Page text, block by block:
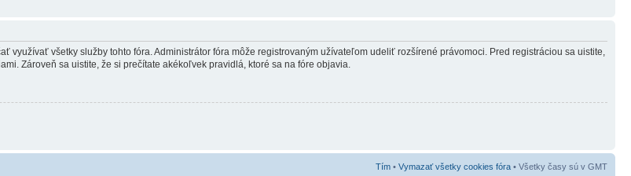
všetky služby tohto fóra. Administrátor fóra môže registrovaným užívateľom udeliť rozšírené právomoci. Pred registráciou sa uistite,
Zároveň sa uistite, že si prečítate akékoľvek pravidlá, ktoré sa na fóre objavia.
Tím • Vymazať všetky cookies fóra • Všetky časy sú v GMT